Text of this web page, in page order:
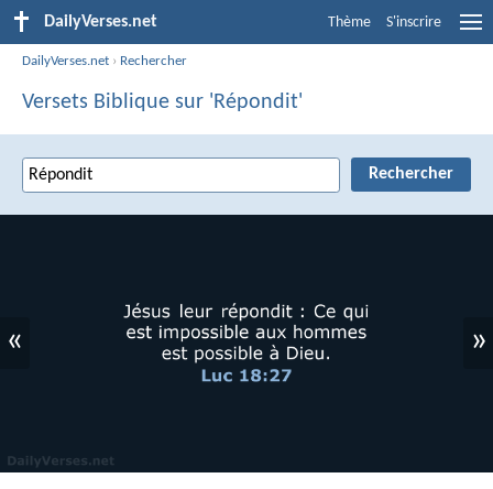
DailyVerses.net Thème S'inscrire
DailyVerses.net › Rechercher
Versets Biblique sur 'Répondit'
« »